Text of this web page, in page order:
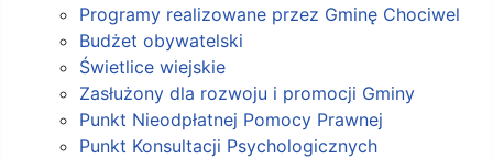
Programy realizowane przez Gminę Chociwel
Budżet obywatelski
Świetlice wiejskie
Zasłużony dla rozwoju i promocji Gminy
Punkt Nieodpłatnej Pomocy Prawnej
Punkt Konsultacji Psychologicznych